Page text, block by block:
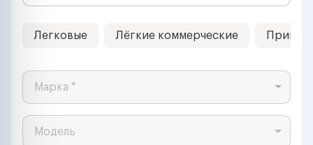
Легковые Лёгкие коммерческие
Марка *
Модель